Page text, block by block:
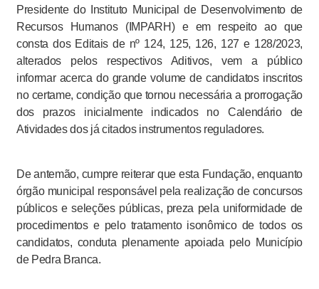
Presidente do Instituto Municipal de Desenvolvimento de
Recursos Humanos (IMPARH) e em respeito ao que
consta dos Editais de nº 124, 125, 126, 127 e 128/2023,
alterados pelos respectivos Aditivos, vem a público
informar acerca do grande volume de candidatos inscritos
no certame, condição que tornou necessária a prorrogação
dos prazos inicialmente indicados no Calendário de
Atividades dos já citados instrumentos reguladores.
De antemão, cumpre reiterar que esta Fundação, enquanto
órgão municipal responsável pela realização de concursos
públicos e seleções públicas, preza pela uniformidade de
procedimentos e pelo tratamento isonômico de todos os
candidatos, conduta plenamente apoiada pelo Município
de Pedra Branca.